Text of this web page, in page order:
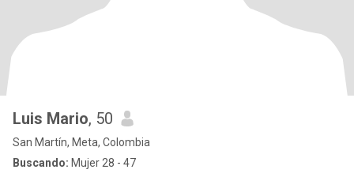
Luis Mario, 50
San Martín, Meta, Colombia
Buscando: Mujer 28 - 47